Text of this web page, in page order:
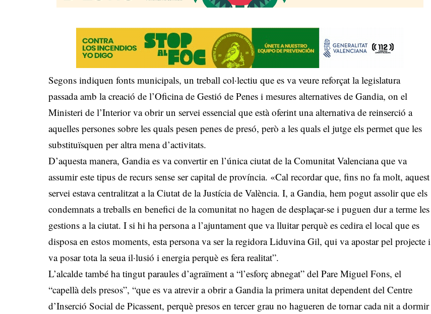
Segons indiquen fonts municipals, un treball col·lectiu que es va veure reforçat la legislatura
passada amb la creació de l’Oficina de Gestió de Penes i mesures alternatives de Gandia, on el
Ministeri de l’Interior va obrir un servei essencial que està oferint una alternativa de reinserció a
aquelles persones sobre les quals pesen penes de presó, però a les quals el jutge els permet que les
substituïsquen per altra mena d’activitats.
D’aquesta manera, Gandia es va convertir en l’única ciutat de la Comunitat Valenciana que va
assumir este tipus de recurs sense ser capital de província. «Cal recordar que, fins no fa molt, aquest
servei estava centralitzat a la Ciutat de la Justícia de València. I, a Gandia, hem pogut assolir que els
condemnats a treballs en benefici de la comunitat no hagen de desplaçar-se i puguen dur a terme les
gestions a la ciutat. I si hi ha persona a l’ajuntament que va lluitar perquè es cedira el local que es
disposa en estos moments, esta persona va ser la regidora Liduvina Gil, qui va apostar pel projecte i
va posar tota la seua il·lusió i energia perquè es fera realitat”.
L’alcalde també ha tingut paraules d’agraïment a “l’esforç abnegat” del Pare Miguel Fons, el
“capellà dels presos”, “que es va atrevir a obrir a Gandia la primera unitat dependent del Centre
d’Inserció Social de Picassent, perquè presos en tercer grau no hagueren de tornar cada nit a dormir